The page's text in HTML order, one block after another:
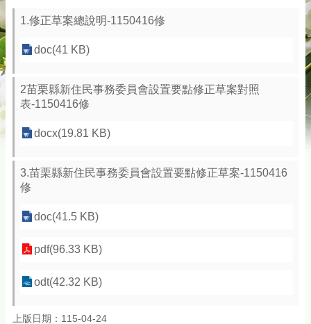
1.修正草案總說明-1150416修
doc(41 KB)
2苗栗縣新住民事務委員會設置要點修正草案對照
表-1150416修
docx(19.81 KB)
3.苗栗縣新住民事務委員會設置要點修正草案-1150416
修
doc(41.5 KB)
pdf(96.33 KB)
odt(42.32 KB)
上版日期：115-04-24